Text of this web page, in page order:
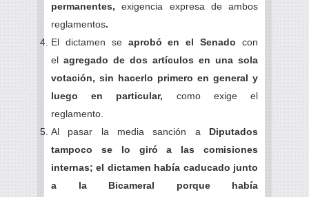
permanentes,exigencia expresa de ambos
reglamentos.
El dictamen se aprobó en el Senadocon
el agregado de dos artículos en una sola
votación, sin hacerlo primero en general y
luego en particular, como exige el
reglamento.
Al pasar la media sanción a Diputados
tampoco se lo giró a las comisiones
internas; el dictamen había caducado junto
a la Bicameral porque había